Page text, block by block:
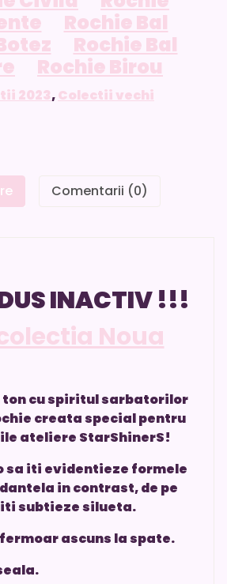
Rochie Bal
Rochie Bal
Rochie Birou
2023,Colectii vechi
Comentarii (0)
INACTIV !!!
Noua
ton cu spiritul sarbatorilor
creata special pentru
ateliere StarShinerS!
sa iti evidentieze formele
in contrast, de pe
subtieze silueta.
ascuns la spate.